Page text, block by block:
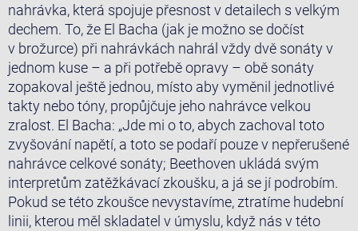
nahrávka, která spojuje přesnost v detailech s velkým
dechem. To, že El Bacha (jak je možno se dočíst
v brožurce) při nahrávkách nahrál vždy dvě sonáty v
jednom kuse – a při potřebě opravy – obě sonáty
zopakoval ještě jednou, místo aby vyměnil jednotlivé
takty nebo tóny, propůjčuje jeho nahrávce velkou
zralost. El Bacha: „Jde mi o to, abych zachoval toto
zvyšování napětí, a toto se podaří pouze v nepřerušené
nahrávce celkové sonáty; Beethoven ukládá svým
interpretům zatěžkávací zkoušku, a já se jí podrobím.
Pokud se této zkoušce nevystavíme, ztratíme hudební
linii, kterou měl skladatel v úmyslu, když nás v této